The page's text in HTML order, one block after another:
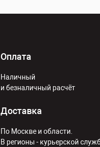
Оплата
Наличный
и безналичный расчёт
Доставка
По Москве и области.
В регионы - курьерской